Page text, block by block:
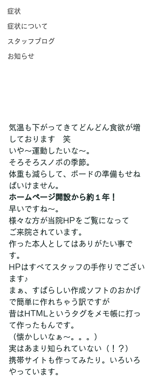
症状
症状について
スタッフブログ
お知らせ
気温も下がってきてどんどん食欲が増
しております　笑
いや～運動したいな～。
そろそろスノボの季節。
体重も減らして、ボードの準備もせね
ばいけません。
ホームページ開設から約１年！
早いですね～。
様々な方が当院HPをご覧になって
ご来院されています。
作った本人としてはありがたい事で
す。
HPはすべてスタッフの手作りでござい
ます♪
まぁ、すばらしい作成ソフトのおかげ
で簡単に作れちゃう訳ですが
昔はHTMLというタグをメモ帳に打っ
て作ったもんです。
（懐かしいなぁ～。。。）
実はあまり知られていない（！？）
携帯サイトも作ってみたり。いろいろ
やっています。